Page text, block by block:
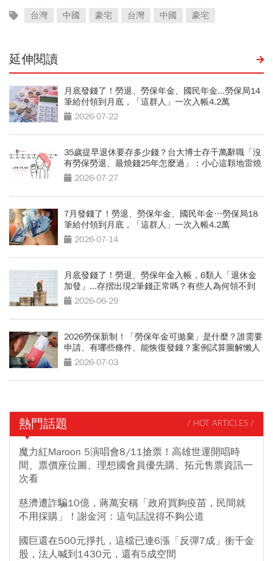
台灣 中國 豪宅 台灣 中國 豪宅
延伸閱讀
月底發錢了！勞退、勞保年金、國民年金...勞保局14
筆給付領到月底，「這群人」一次入帳4.2萬
2026-07-22
35歲提早退休要存多少錢？台大博士存千萬辭職「沒
有勞保勞退、最燒錢25年怎麼過」：小心這顆地雷燒
光存款
2026-07-27
7月發錢了！勞退、勞保年金、國民年金…勞保局18
筆給付領到月底，「這群人」一次入帳4.2萬
2026-07-14
月底發錢了！勞退、勞保年金入帳，6類人「退休金
加發」...存摺出現2筆錢正常嗎？有些人為何領不到
2026-06-29
2026勞保新制！「勞保年金可拋棄」是什麼？誰需要
申請、有哪些條件、能恢復發錢？案例試算圖解懶人
包 2026-07-03
熱門話題 / HOT ARTICLES /
魔力紅Maroon 5演唱會8/11搶票！高雄世運開唱時
間、票價座位圖、理想國會員優先購、拓元售票資訊一
次看
慈濟遭詐騙10億，蔣萬安稱「政府買夠疫苗，民間就
不用採購」！謝金河：這句話說得不夠公道
國巨還在500元掙扎，這檔已連6漲「反彈7成」衝千金
股，法人喊到1430元，還有5成空間